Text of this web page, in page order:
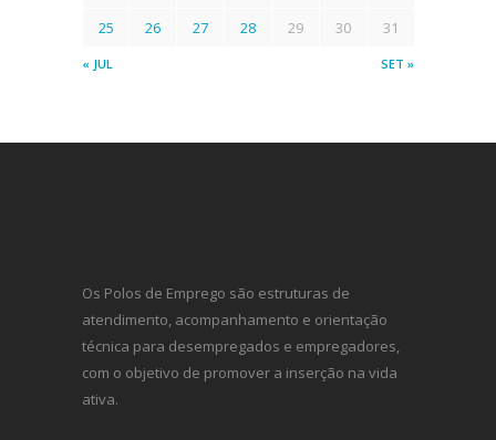
« JUL SET »
25
26 27 28 29 30 31
Os Polos de Emprego são estruturas de
atendimento, acompanhamento e orientação
técnica para desempregados e empregadores,
com o objetivo de promover a inserção na vida
ativa.